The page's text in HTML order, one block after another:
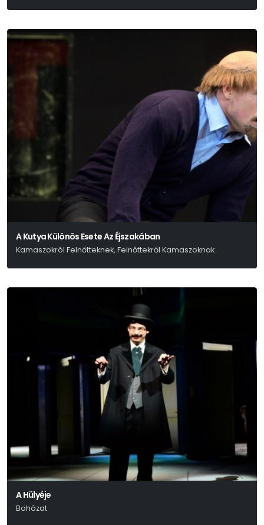
A Kutya Különös Esete Az Éjszakában
Kamaszokról Felnőtteknek, Felnőttekről Kamaszoknak
A Hülyéje
Bohózat